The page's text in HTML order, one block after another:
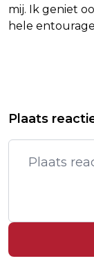
mij. Ik geniet
hele
HASSAN:
ZEILSTER
MEZELF
Plaats